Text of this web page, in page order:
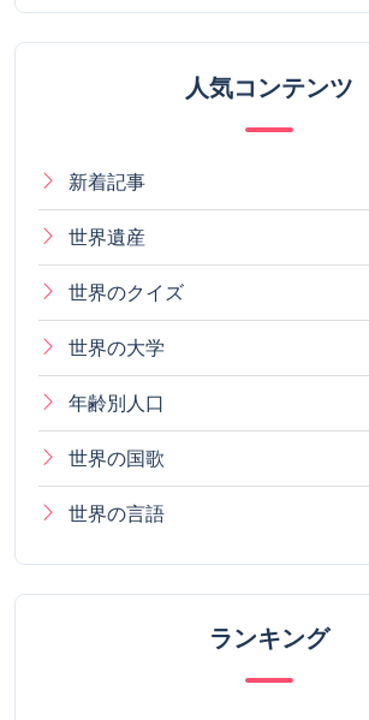
人気コンテンツ
新着記事
世界遺産
世界のクイズ
世界の大学
年齢別人口
世界の国歌
世界の言語
ランキング